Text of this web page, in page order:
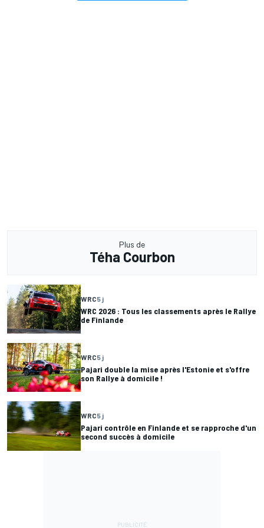
Plus de
Téha Courbon
WRC5 j
WRC 2026 : Tous les classements après le Rallye
de Finlande
WRC5 j
Pajari double la mise après l'Estonie et s'offre
son Rallye à domicile !
WRC5 j
Pajari contrôle en Finlande et se rapproche d'un
second succès à domicile